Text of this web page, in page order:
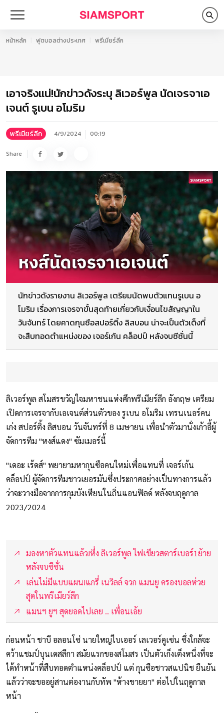
หน้าหลัก ฟุตบอลต่างประเทศ พรีเมียร์ลีก
เอาจริงแน่!นักข่าวดังระบุ ลิเวอร์พูล นัดเจรจาเอ
เจนต์ รูเบน อโมริม
พรีเมียร์ลีก 4/9/2024 00:19
Share
นักข่าวดังรายงาน ลิเวอร์พูล เตรียมนัดพบตัวแทนรูเบน อ
โมริม เรื่องการเจรจาขั้นสุดท้ายเกี่ยวกับเงื่อนไขสัญญาใน
วันจันทร์ โดยคาดกุนซือสปอร์ติ้ง ลิสบอน น่าจะเป็นตัวเต็งที่
จะสืบทอดตำแหน่งของ เจอร์เก้น คล็อปป์ หลังจบซีซั่นนี้
ลิเวอร์พูล สโมสรขวัญใจมหาชนแห่งศึกพรีเมียร์ลีก อังกฤษ เตรียม
เปิดการเจรจากับเอเจนต์ส่วนตัวของ รูเบน อโมริม เทรนเนอร์คน
เก่ง สปอร์ติ้ง ลิสบอน วันจันทร์ที่ 8 เมษายน เพื่อนำตัวมานั่งเก้าอี้ผู้
จัดการทีม "หงส์แดง" ซัมเมอร์นี้
"เดอะ เร้ดส์" พยายามหากุนซือคนใหม่เพื่อแทนที่ เจอร์เก้น
คล็อปป์ ผู้จัดการทีมชาวเยอรมันซึ่งประกาศอย่างเป็นทางการแล้ว
ว่าจะวางมือจากการกุมบังเหียนในถิ่นแอนฟิลด์ หลังจบฤดูกาล
2023/2024
มองหาตัวแทนแล้ว!หึ่ง ลิเวอร์พูล ไฟเขียวสตาร์เบอร์1ย้าย
หลังจบซีซั่น
เล่นไม่มีแบบแผน!แกรี่ เนวิลล์ จวก แมนยู ครองบอลห่วย
สุดในพรีเมียร์ลีก
แมนฯ ยูฯ สุดยอดไปเลย .. เพื่อนเอ้ย
ก่อนหน้า ชาบี อลอนโซ่ นายใหญ่ไบเออร์ เลเวอร์คูเซ่น ซึ่งใกล้จะ
คว้าแชมป์บุนเดสลีกา สมัยแรกของสโมสร เป็นตัวเก็งเต็งหนึ่งที่จะ
ได้ทำหน้าที่สืบทอดตำแหน่งคล็อปป์ แต่ กุนซือชาวสแปนิช ยืนยัน
แล้วว่าจะขออยู่สานต่องานกับทัพ "ห้างขายยา" ต่อไปในฤดูกาล
หน้า